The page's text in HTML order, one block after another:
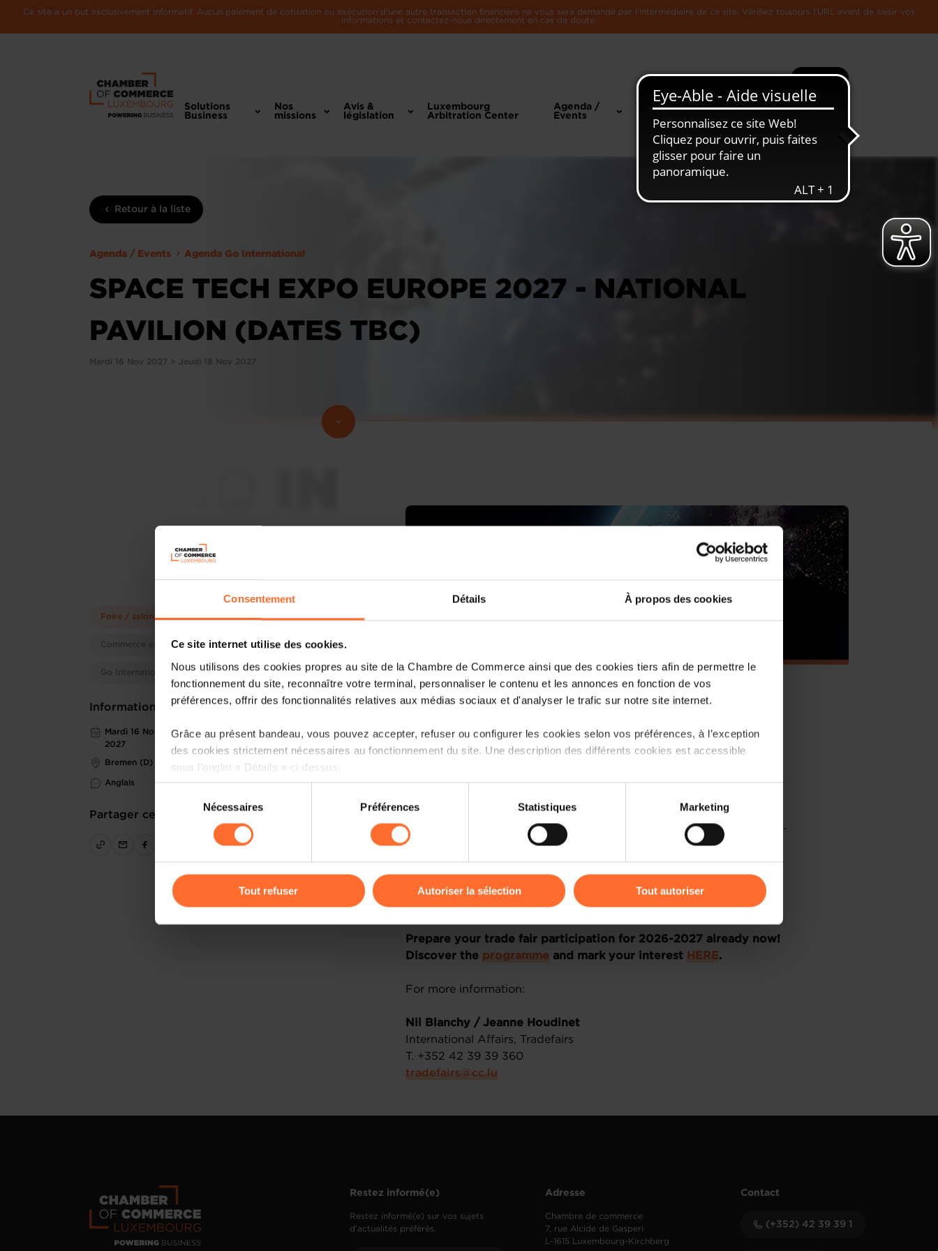
Consentement Détails À propos des cookies
Ce site internet utilise des cookies.
Nous utilisons des cookies propres au site de la Chambre de Commerce ainsi que des cookies tiers afin de permettre le
fonctionnement du site, reconnaître votre terminal, personnaliser le contenu et les annonces en fonction de vos
préférences, offrir des fonctionnalités relatives aux médias sociaux et d'analyser le trafic sur notre site internet.
Grâce au présent bandeau, vous pouvez accepter, refuser ou configurer les cookies selon vos préférences, à l’exception
des cookies strictement nécessaires au fonctionnement du site. Une description des différents cookies est accessible
sous l’onglet « Détails » ci-dessus.
Il est précisé que la navigation sur le site et certaines fonctionnalités (ex : lecture de vidéos, partage sur les réseaux
sociaux, sauvegarde des préférences de lecture vidéo, personnalisation de l’affichage du site) peuvent être affectées en
cas de refus de tous les cookies ou des cookies non nécessaires.
gauche de chaque page.
Charte d’usage des cookieset notrePolitique de protection des données
consentement
Nécessaires Préférences Statistiques Marketing
Tout refuser Autoriser la sélection Tout autoriser
Ce site a un but exclusivement informatif. Aucun paiement de cotisation ou exécution d'une autre transaction financière ne vous sera demandé par l'intermédiaire de ce site. Vérifiez toujours l'URL avant de saisir vos
informations et contactez-nous directement en cas de doute.
Recherche Plus
Solutions
Business
Nos
missions
Avis &
législation
Luxembourg
Arbitration Center
Agenda /
Events
Toute
L'Economie
Retour à la liste
Agenda / Events Agenda Go International
SPACE TECH EXPO EUROPE 2027 - NATIONAL
PAVILION (DATES TBC)
Mardi 16 Nov 2027 > Jeudi 18 Nov 2027
Foire / salon
Commerce extérieur
Go International
Informations pratiques
Mardi 16 Nov 2027 > Jeudi 18 Nov
2027
Bremen (D)
Anglais
Partager cet article
Details about the national pavilion will be available on this page soon.
Interested? Please click on the button below to mark your interest:
Prepare your trade fair participation for 2026-2027 already now!
Discover the programme and mark your interest HERE.
For more information:
Nil Blanchy / Jeanne Houdinet
International Affairs, Tradefairs
T. +352 42 39 39 360
tradefairs@cc.lu
Restez informé(e)
Restez informé(e) sur vos sujets
d’actualités préférés.
Adresse
Chambre de commerce
7, rue Alcide de Gasperi
L-1615 Luxembourg-Kirchberg
Contact
(+352) 42 39 39 1